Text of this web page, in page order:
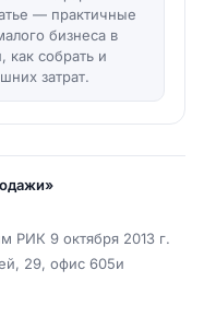
— практичные
бизнеса в
как собрать и
затрат.
РИК 9 октября 2013 г.
29, офис 605и